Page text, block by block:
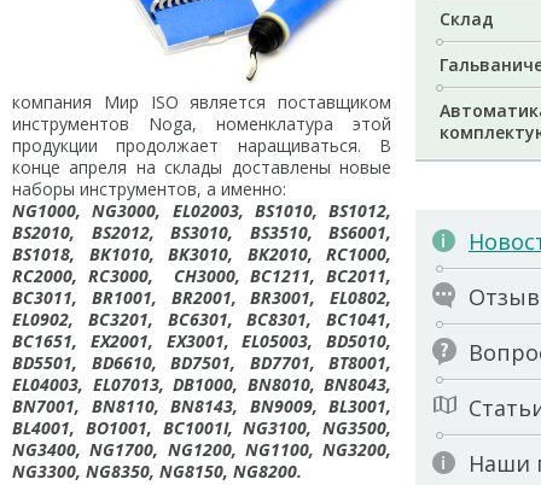
компания Мир ISO является поставщиком
инструментов Noga, номенклатура этой
продукции продолжает наращиваться. В
конце апреля на склады доставлены новые
наборы инструментов, а именно:
NG1000, NG3000, EL02003, BS1010, BS1012,
BS2010, BS2012, BS3010, BS3510, BS6001,
BS1018, BK1010, BK3010, BK2010, RC1000,
RC2000, RC3000, CH3000, BC1211, BC2011,
BC3011, BR1001, BR2001, BR3001, EL0802,
EL0902, BC3201, BC6301, BC8301, BC1041,
BC1651, EX2001, EX3001, EL05003, BD5010,
BD5501, BD6610, BD7501, BD7701, BT8001,
EL04003, EL07013, DB1000, BN8010, BN8043,
BN7001, BN8110, BN8143, BN9009, BL3001,
BL4001, BO1001, BC1001I, NG3100, NG3500,
NG3400, NG1700, NG1200, NG1100, NG3200,
NG3300, NG8350, NG8150, NG8200.
Склад
Наши